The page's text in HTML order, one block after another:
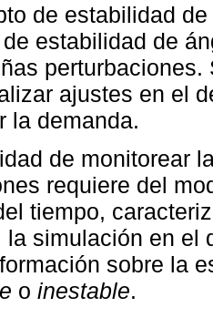
de estabilidad
estabilidad de
ajustes en el
la demanda.
de monitorear
requiere del
tiempo,
la simulación en el
sobre la
o inestable.